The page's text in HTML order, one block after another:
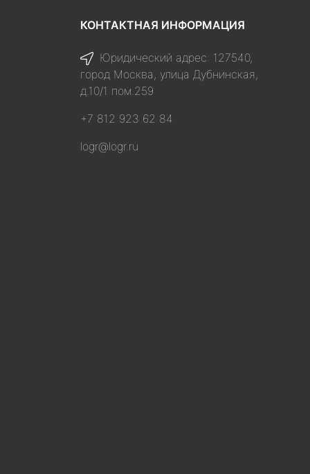
КОНТАКТНАЯ ИНФОРМАЦИЯ
Юридический адрес: 127540,
город Москва, улица Дубнинская,
д.10/1 пом.259
+7 812 923 62 84
logr@logr.ru